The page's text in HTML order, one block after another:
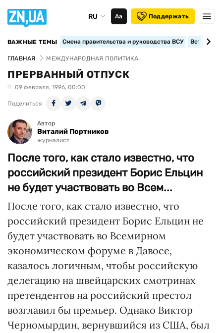
RU Аа Поддержать
ВАЖНЫЕ ТЕМЫ Смена правительства и руководства ВСУ
ГЛАВНАЯ МЕЖДУНАРОДНАЯ ПОЛИТИКА
ПРЕРВАННЫЙ ОТПУСК
09 февраля, 1996, 00:00
Поделиться
Автор
Виталий Портников
журналист
После того, как стало известно, что
российский президент Борис Ельцин
не будет участвовать во Всем...
После того, как стало известно, что
российский президент Борис Ельцин не
будет участвовать во Всемирном
экономическом форуме в Давосе,
казалось логичным, чтобы российскую
делегацию на швейцарских смотринах
претендентов на российский престол
возглавил бы премьер. Однако Виктор
Черномырдин, вернувшийся из США, был